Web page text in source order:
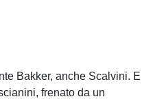
Bakker, anche Scalvini. E
frenato da un